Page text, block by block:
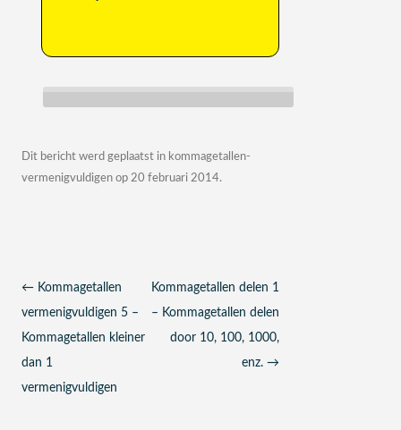
Dit bericht werd geplaatst in kommagetallen-
vermenigvuldigen op 20 februari 2014.
Berichtnavigatie
← Kommagetallen
vermenigvuldigen 5 –
Kommagetallen kleiner
dan 1
vermenigvuldigen
Kommagetallen delen 1
– Kommagetallen delen
door 10, 100, 1000,
enz.→